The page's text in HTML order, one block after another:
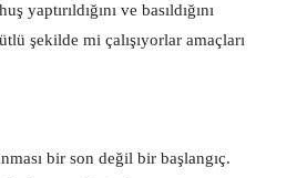
ve basıldığını
şekilde mi çalışıyorlar amaçları
bir son değil bir başlangıç.